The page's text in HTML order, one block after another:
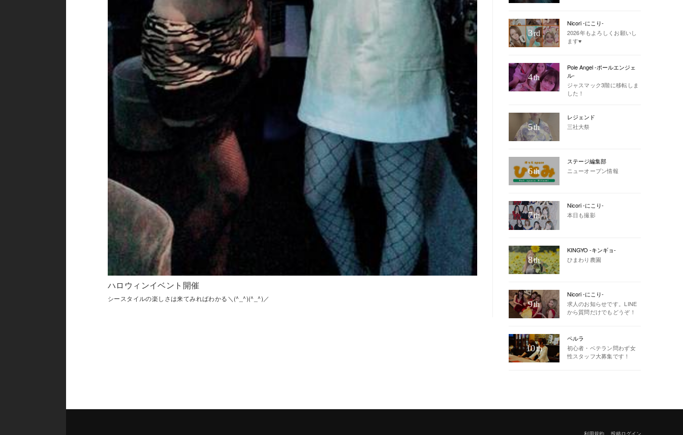
ハロウィンイベント開催
シースタイルの楽しさは来てみればわかる＼(^_^)(^_^)／
3rd
Nicori -にこり-
2026年もよろしくお願いし
ます♥
4th
Pole Angel -ポールエンジェ
ル-
ジャスマック3階に移転しま
した！
5th
レジェンド
三社大祭
6th
ステージ編集部
ニューオープン情報
7th
Nicori -にこり-
本日も撮影
8th
KINGYO -キンギョ-
ひまわり農園
9th
Nicori -にこり-
求人のお知らせです。LINE
から質問だけでもどうぞ！
10th
ペルラ
初心者・ベテラン問わず女
性スタッフ大募集です！